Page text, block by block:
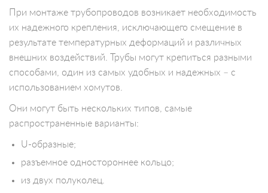
При монтаже трубопроводов возникает необходимость
их надежного крепления, исключающего смещение в
результате температурных деформаций и различных
внешних воздействий. Трубы могут крепиться разными
способами, один из самых удобных и надежных – с
использованием хомутов.
Они могут быть нескольких типов, самые
распространенные варианты:
U-образные;
разъемное одностороннее кольцо;
из двух полуколец.